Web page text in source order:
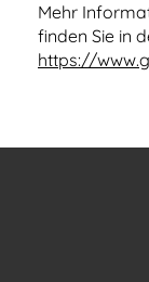
Mehr
finden Sie in
https://